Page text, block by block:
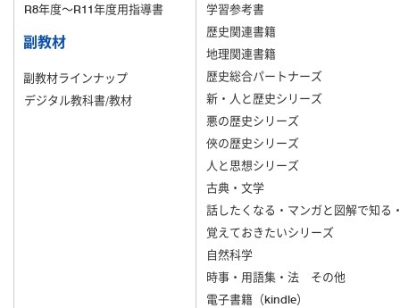
R8年度～R11年度用指導書
副教材
副教材ラインナップ
デジタル教科書/教材
学習参考書
歴史関連書籍
地理関連書籍
歴史総合パートナーズ
新・人と歴史シリーズ
悪の歴史シリーズ
俠の歴史シリーズ
人と思想シリーズ
古典・文学
話したくなる・マンガと図解で知る
覚えておきたいシリーズ
自然科学
時事・用語集・法 その他
電子書籍（kindle）